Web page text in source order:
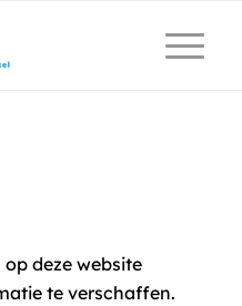
deze website
te verschaffen.